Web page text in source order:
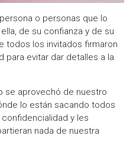
o personas que lo
de su confianza y de su
todos los invitados firmaron
para evitar dar detalles a la
se aprovechó de nuestro
lo están sacando todos
y les
nada de nuestra